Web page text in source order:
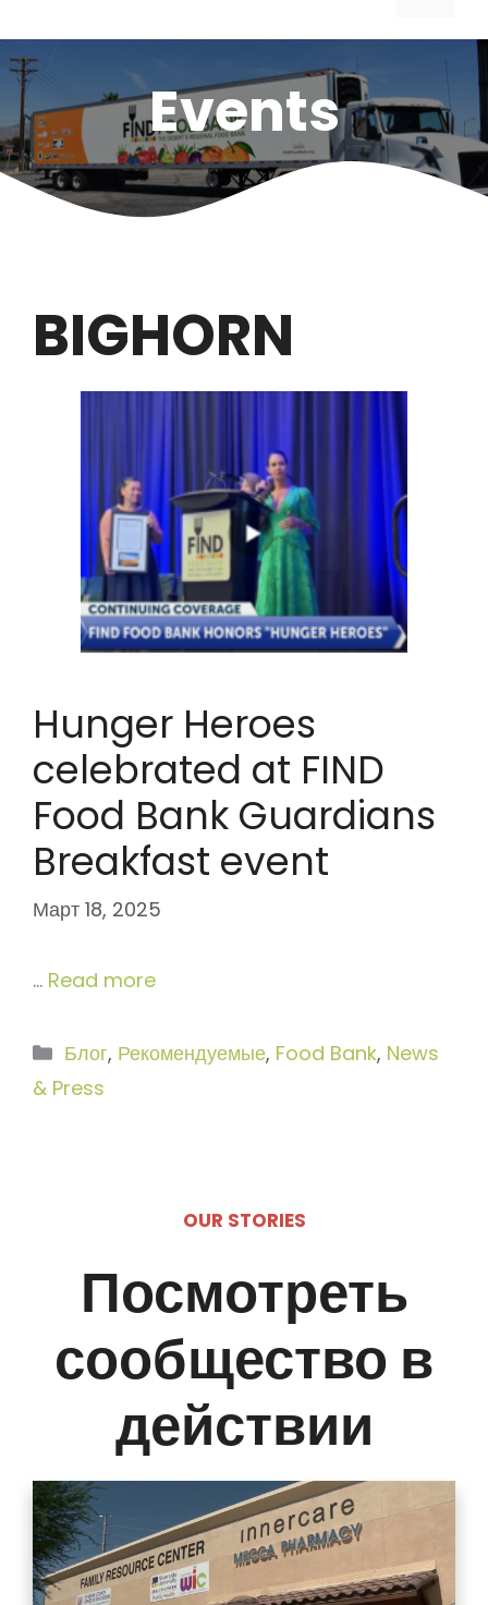
Events
BIGHORN
Hunger Heroes
celebrated at FIND
Food Bank Guardians
Breakfast event
Март 18, 2025
… Read more
Рубрики
Блог, Рекомендуемые, Food Bank, News
& Press
OUR STORIES
Посмотреть
сообщество в
действии